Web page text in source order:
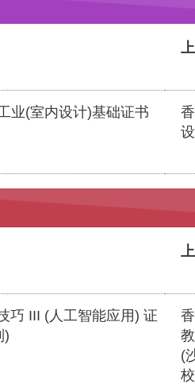
业(室内设计)基础证书
巧 III (人工智能应用) 证
)
(